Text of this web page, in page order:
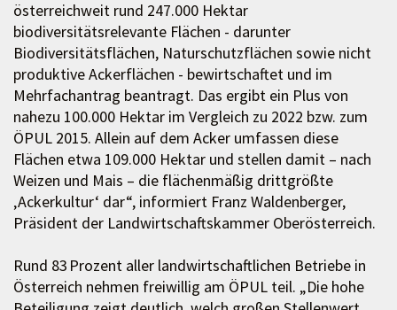
österreichweit rund 247.000 Hektar
biodiversitätsrelevante Flächen - darunter
Biodiversitätsflächen, Naturschutzflächen sowie nicht
produktive Ackerflächen - bewirtschaftet und im
Mehrfachantrag beantragt. Das ergibt ein Plus von
nahezu 100.000 Hektar im Vergleich zu 2022 bzw. zum
ÖPUL 2015. Allein auf dem Acker umfassen diese
Flächen etwa 109.000 Hektar und stellen damit – nach
Weizen und Mais – die flächenmäßig drittgrößte
‚Ackerkultur‘ dar“, informiert Franz Waldenberger,
Präsident der Landwirtschaftskammer Oberösterreich.
Rund 83 Prozent aller landwirtschaftlichen Betriebe in
Österreich nehmen freiwillig am ÖPUL teil. „Die hohe